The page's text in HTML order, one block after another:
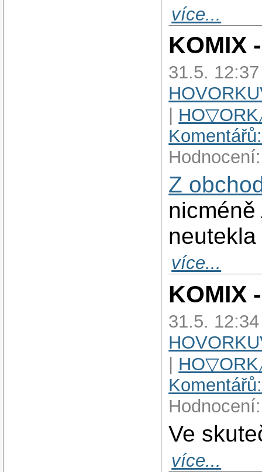
více...
KOMIX
31.5. 12:37
Z
více...
KOMIX
31.5. 12:34
Ve
více...